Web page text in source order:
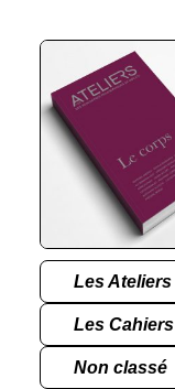
Les Ateliers
Les Cahiers
Non classé